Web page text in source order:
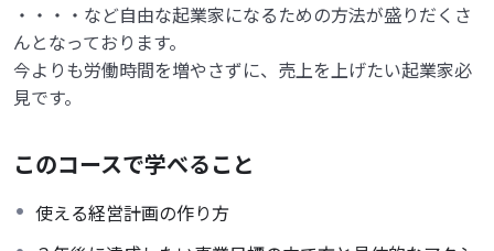
・・・・など自由な起業家になるための方法が盛りだくさ
んとなっております。
今よりも労働時間を増やさずに、売上を上げたい起業家必
見です。
このコースで学べること
使える経営計画の作り方